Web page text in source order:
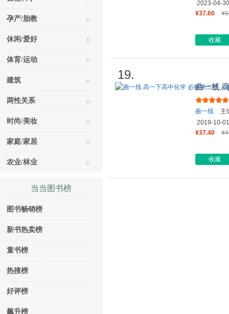
孕产/胎教
休闲/爱好
体育/运动
建筑
两性关系
时尚/美妆
家庭/家居
农业/林业
当当图书榜
图书畅销榜
新书热卖榜
童书榜
热搜榜
好评榜
飙升榜
2023-04-30
¥37.60
收藏
19.
曲一线
版 新教
曲一线
主
2019-10-01
¥37.40
收藏